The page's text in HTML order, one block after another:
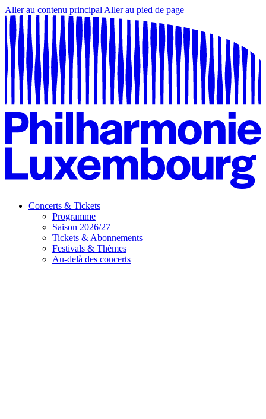
Aller au contenu principal Aller au pied de page
Concerts & Tickets
Programme
Saison 2026/27
Tickets & Abonnements
Festivals & Thèmes
Au-delà des concerts